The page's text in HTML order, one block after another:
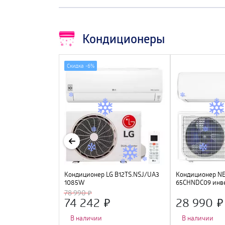
Кондиционеры
Кондиционер LG B12TS.NSJ/UA3
1085W
78 990
74 242
В наличии
Скидка -6%
Кондиционер
65CHNDC09
28 990
В наличии